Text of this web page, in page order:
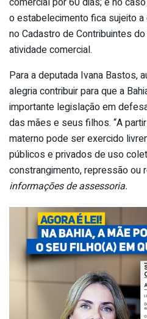
o estabelecimento fica sujeito
no Cadastro de Contribuintes
atividade comercial.
Para a deputada Ivana Bastos,
alegria contribuir para que a
importante legislação em
das mães e seus filhos. “A
materno pode ser exercido
públicos e privados de uso
constrangimento, repressão ou
informações de assessoria.